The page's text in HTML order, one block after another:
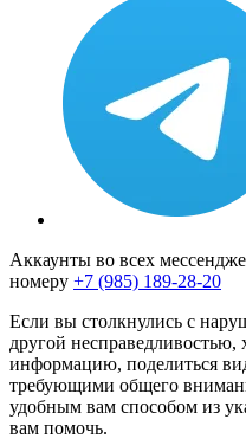
Аккаунты во всех
номеру +7 (985) 189-28-20
Если вы столкнулись с
другой
информацию, поделиться
требующими общего
удобным вам способом из
вам помочь.